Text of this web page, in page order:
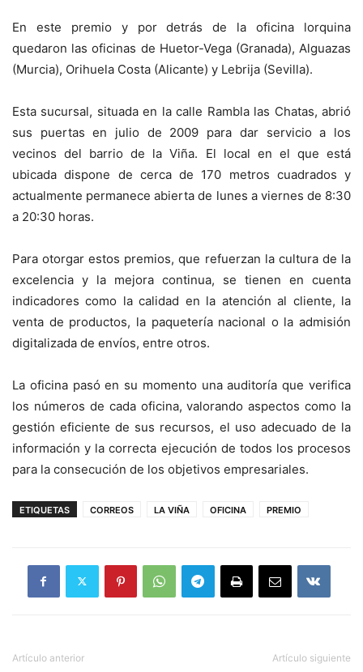
En este premio y por detrás de la oficina lorquina
quedaron las oficinas de Huetor-Vega (Granada), Alguazas
(Murcia), Orihuela Costa (Alicante) y Lebrija (Sevilla).
Esta sucursal, situada en la calle Rambla las Chatas, abrió
sus puertas en julio de 2009 para dar servicio a los
vecinos del barrio de la Viña. El local en el que está
ubicada dispone de cerca de 170 metros cuadrados y
actualmente permanece abierta de lunes a viernes de 8:30
a 20:30 horas.
Para otorgar estos premios, que refuerzan la cultura de la
excelencia y la mejora continua, se tienen en cuenta
indicadores como la calidad en la atención al cliente, la
venta de productos, la paquetería nacional o la admisión
digitalizada de envíos, entre otros.
La oficina pasó en su momento una auditoría que verifica
los números de cada oficina, valorando aspectos como la
gestión eficiente de sus recursos, el uso adecuado de la
información y la correcta ejecución de todos los procesos
para la consecución de los objetivos empresariales.
ETIQUETAS CORREOS LA VIÑA OFICINA PREMIO
Artículo anterior Artículo siguiente